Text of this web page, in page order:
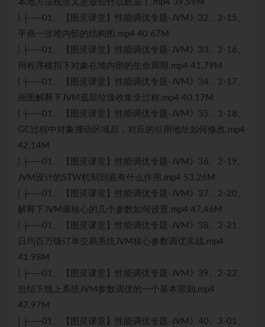
本地方法栈里又是放些什么数据了.mp4 39.59M
| ├──01、【图灵课堂】性能调优专题-JVM》32、2-15、
手画一张堆内部的结构图.mp4 40.67M
| ├──01、【图灵课堂】性能调优专题-JVM》33、2-16、
用程序模拟下对象在堆内部的生命周期.mp4 41.79M
| ├──01、【图灵课堂】性能调优专题-JVM》34、2-17、
画图解释下JVM底层垃圾收集全过程.mp4 40.17M
| ├──01、【图灵课堂】性能调优专题-JVM》35、2-18、
GC过程中对象挪动区域后，对应的引用地址如何修改.mp4
42.14M
| ├──01、【图灵课堂】性能调优专题-JVM》36、2-19、
JVM设计的STW机制到底有什么作用.mp4 53.26M
| ├──01、【图灵课堂】性能调优专题-JVM》37、2-20、
解释下JVM最核心的几个参数如何设置.mp4 47.46M
| ├──01、【图灵课堂】性能调优专题-JVM》38、2-21、
日均百万级订单交易系统JVM核心参数调优实战.mp4
41.98M
| ├──01、【图灵课堂】性能调优专题-JVM》39、2-22、
总结下线上系统JVM参数调优的一个基本原则.mp4
47.97M
| ├──01、【图灵课堂】性能调优专题-JVM》40、3-01、